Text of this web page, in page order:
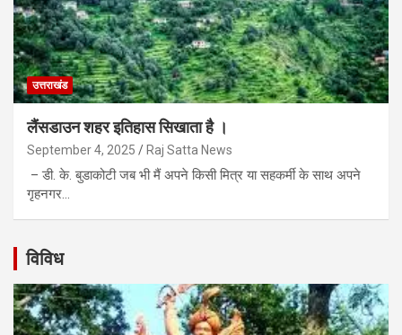
उत्तराखंड
लैंसडाउन शहर इतिहास सिखाता है ।
September 4, 2025 Raj Satta News
– डी. के. बुडाकोटी जब भी मैं अपने किसी मित्र या सहकर्मी के साथ अपने
गृहनगर…
विविध